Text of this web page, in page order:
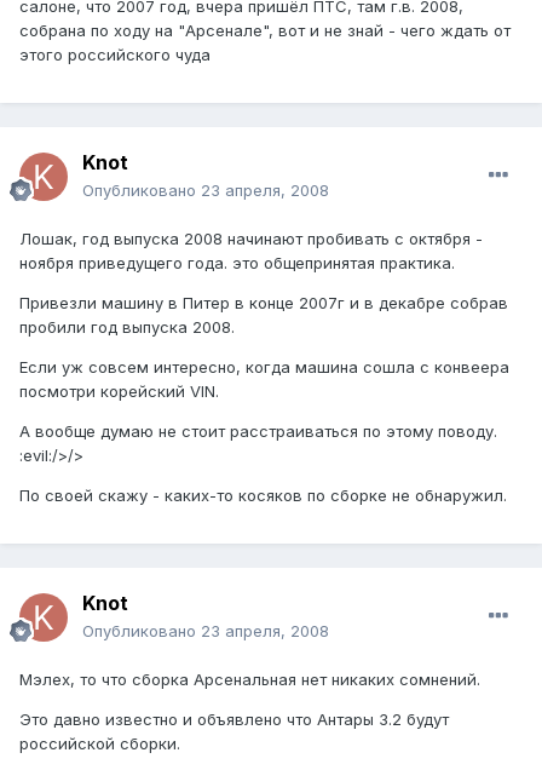
салоне, что 2007 год, вчера пришёл ПТС, там г.в. 2008,
собрана по ходу на "Арсенале", вот и не знай - чего ждать от
этого российского чуда
Knot
Опубликовано 23 апреля, 2008
Лошак, год выпуска 2008 начинают пробивать с октября -
ноября приведущего года. это общепринятая практика.
Привезли машину в Питер в конце 2007г и в декабре собрав
пробили год выпуска 2008.
Если уж совсем интересно, когда машина сошла с конвеера
посмотри корейский VIN.
А вообще думаю не стоит расстраиваться по этому поводу.
:evil:/>/>
По своей скажу - каких-то косяков по сборке не обнаружил.
Knot
Опубликовано 23 апреля, 2008
Мэлех, то что сборка Арсенальная нет никаких сомнений.
Это давно известно и объявлено что Антары 3.2 будут
российской сборки.